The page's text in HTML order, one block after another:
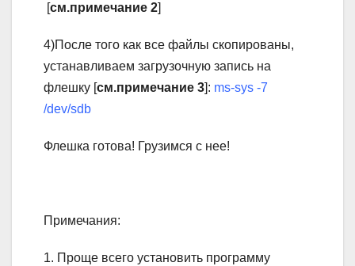
[см.примечание 2]
4)После того как все файлы скопированы,
устанавливаем загрузочную запись на
флешку [cм.примечание 3]: ms-sys -7
/dev/sdb
Флешка готова! Грузимся с нее!
Примечания:
1. Проще всего установить программу